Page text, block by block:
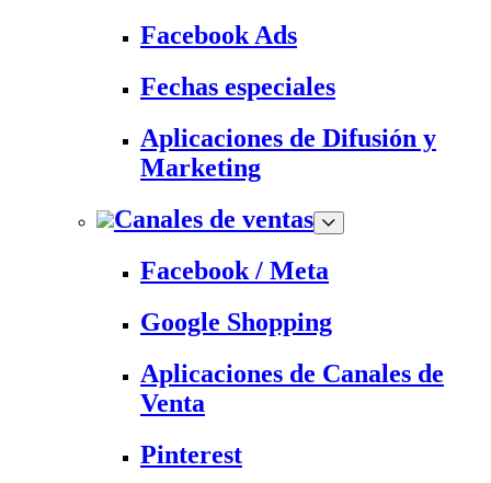
Facebook Ads
Fechas especiales
Aplicaciones de Difusión y
Marketing
Canales de ventas
Facebook / Meta
Google Shopping
Aplicaciones de Canales de
Venta
Pinterest